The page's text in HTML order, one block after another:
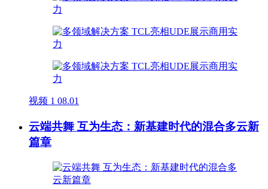
视频 1 08.01
云端共舞 互为生态：新基建时代的混合多云新
篇章